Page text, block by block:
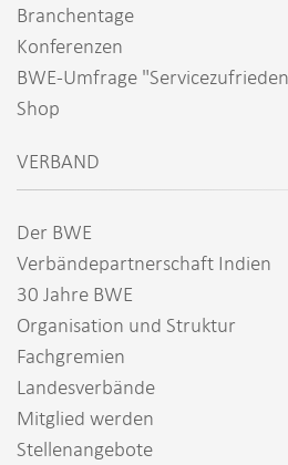
Branchentage
Konferenzen
BWE-Umfrage
Shop
VERBAND
Der BWE
Verbändepartnerschaft Indien
30 Jahre BWE
Organisation und Struktur
Fachgremien
Landesverbände
Mitglied werden
Stellenangebote